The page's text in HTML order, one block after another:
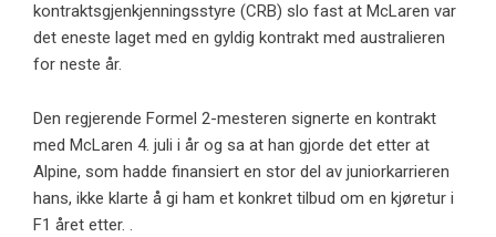
kontraktsgjenkjenningsstyre (CRB) slo fast at McLaren var
det eneste laget med en gyldig kontrakt med australieren
for neste år.
Den regjerende Formel 2-mesteren signerte en kontrakt
med McLaren 4. juli i år og sa at han gjorde det etter at
Alpine, som hadde finansiert en stor del av juniorkarrieren
hans, ikke klarte å gi ham et konkret tilbud om en kjøretur i
F1 året etter. .